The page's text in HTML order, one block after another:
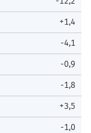
+1,4
-4,1
-0,9
-1,8
+3,5
-1,0